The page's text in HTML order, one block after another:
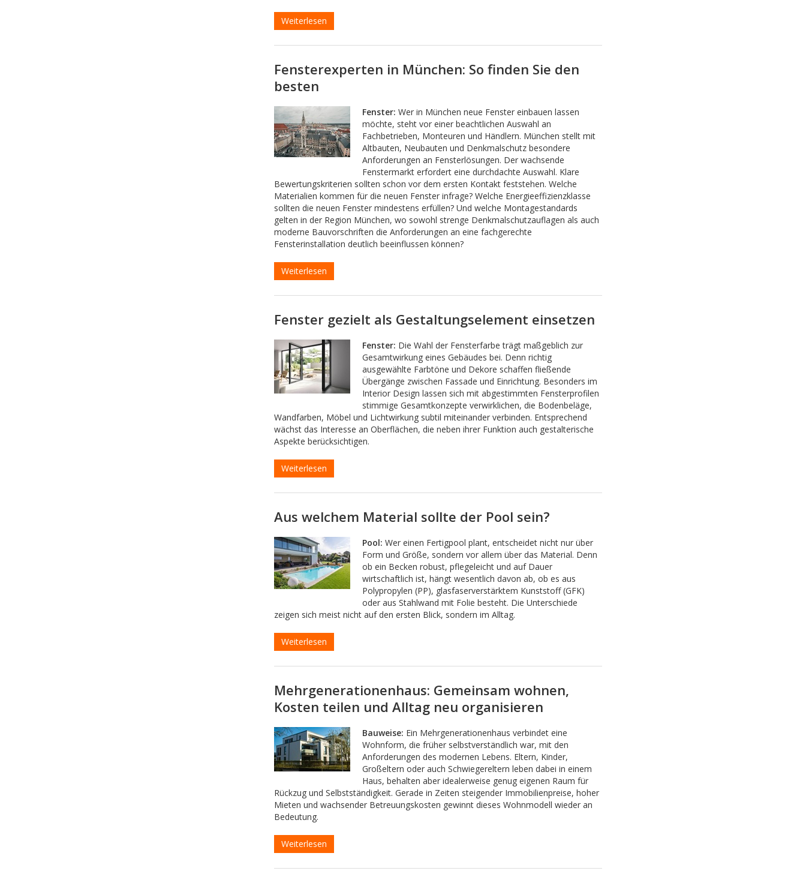
Weiterlesen
Fensterexperten in München: So finden Sie den
besten
Fenster: Wer in München neue Fenster einbauen lassen
möchte, steht vor einer beachtlichen Auswahl an
Fachbetrieben, Monteuren und Händlern. München stellt mit
Altbauten, Neubauten und Denkmalschutz besondere
Anforderungen an Fensterlösungen. Der wachsende
Fenstermarkt erfordert eine durchdachte Auswahl. Klare
Bewertungskriterien sollten schon vor dem ersten Kontakt feststehen. Welche
Materialien kommen für die neuen Fenster infrage? Welche Energieeffizienzklasse
sollten die neuen Fenster mindestens erfüllen? Und welche Montagestandards
gelten in der Region München, wo sowohl strenge Denkmalschutzauflagen als auch
moderne Bauvorschriften die Anforderungen an eine fachgerechte
Fensterinstallation deutlich beeinflussen können?
Weiterlesen
Fenster gezielt als Gestaltungselement einsetzen
Fenster: Die Wahl der Fensterfarbe trägt maßgeblich zur
Gesamtwirkung eines Gebäudes bei. Denn richtig
ausgewählte Farbtöne und Dekore schaffen fließende
Übergänge zwischen Fassade und Einrichtung. Besonders im
Interior Design lassen sich mit abgestimmten Fensterprofilen
stimmige Gesamtkonzepte verwirklichen, die Bodenbeläge,
Wandfarben, Möbel und Lichtwirkung subtil miteinander verbinden. Entsprechend
wächst das Interesse an Oberflächen, die neben ihrer Funktion auch gestalterische
Aspekte berücksichtigen.
Weiterlesen
Aus welchem Material sollte der Pool sein?
Pool: Wer einen Fertigpool plant, entscheidet nicht nur über
Form und Größe, sondern vor allem über das Material. Denn
ob ein Becken robust, pflegeleicht und auf Dauer
wirtschaftlich ist, hängt wesentlich davon ab, ob es aus
Polypropylen (PP), glasfaserverstärktem Kunststoff (GFK)
oder aus Stahlwand mit Folie besteht. Die Unterschiede
zeigen sich meist nicht auf den ersten Blick, sondern im Alltag.
Weiterlesen
Mehrgenerationenhaus: Gemeinsam wohnen,
Kosten teilen und Alltag neu organisieren
Bauweise: Ein Mehrgenerationenhaus verbindet eine
Wohnform, die früher selbstverständlich war, mit den
Anforderungen des modernen Lebens. Eltern, Kinder,
Großeltern oder auch Schwiegereltern leben dabei in einem
Haus, behalten aber idealerweise genug eigenen Raum für
Rückzug und Selbstständigkeit. Gerade in Zeiten steigender Immobilienpreise, hoher
Mieten und wachsender Betreuungskosten gewinnt dieses Wohnmodell wieder an
Bedeutung.
Weiterlesen